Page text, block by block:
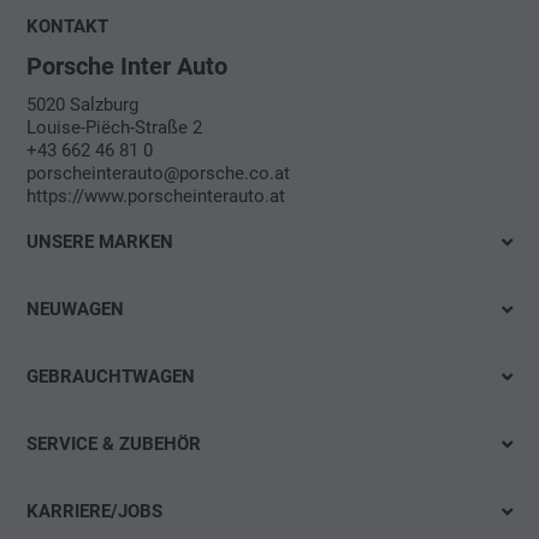
Administration
Administration
KONTAKT
Porsche Inter Auto
5020 Salzburg
Louise-Piëch-Straße 2
+43 662 46 81 0
porscheinterauto@porsche.co.at
https://www.porscheinterauto.at
UNSERE MARKEN
Audi Händler
Porsche
NEUWAGEN
Probefahrt
Konfigurieren
GEBRAUCHTWAGEN
Gebrauchtwagen Detailsuche
SERVICE & ZUBEHÖR
Reifenservice
KARRIERE/JOBS